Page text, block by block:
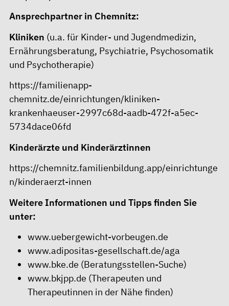
Ansprechpartner in Chemnitz:
Kliniken (u.a. für Kinder- und Jugendmedizin,
Ernährungsberatung, Psychiatrie, Psychosomatik
und Psychotherapie)
https://familienapp-
chemnitz.de/einrichtungen/kliniken-
krankenhaeuser-2997c68d-aadb-472f-a5ec-
5734dace06fd
Kinderärzte und Kinderärztinnen
https://chemnitz.familienbildung.app/einrichtunge
n/kinderaerzt-innen
Weitere Informationen und Tipps finden Sie
unter:
www.uebergewicht-vorbeugen.de
www.adipositas-gesellschaft.de/aga
www.bke.de (Beratungsstellen-Suche)
www.bkjpp.de (Therapeuten und
Therapeutinnen in der Nähe finden)